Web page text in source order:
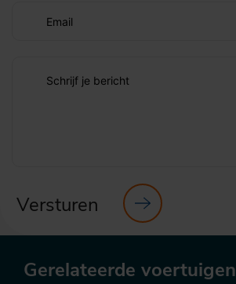
Email
Schrijf je bericht
Versturen
Gerelateerde voertuigen